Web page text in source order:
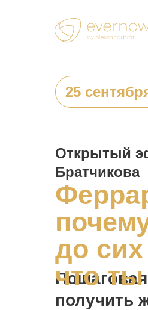
25
получить
Открытый
Братчикова
до сих
что